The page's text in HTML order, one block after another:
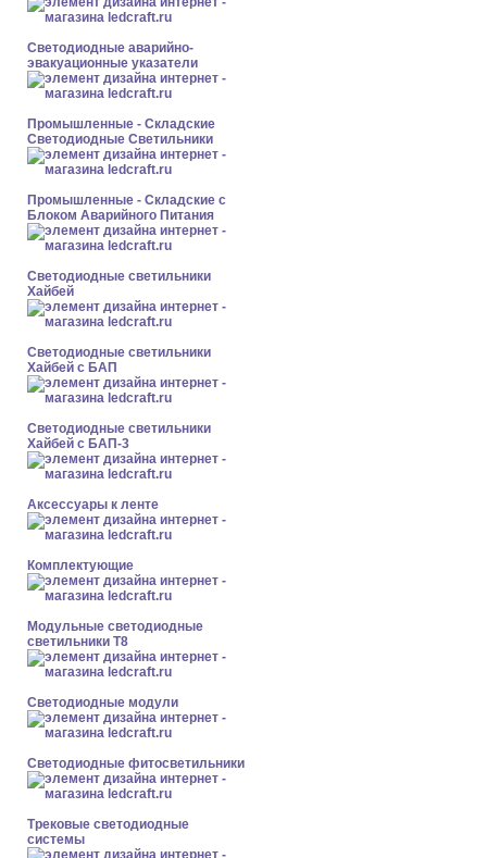
Светодиодные аварийно-
эвакуационные указатели
Промышленные - Складские
Светодиодные Светильники
Промышленные - Складские с
Блоком Аварийного Питания
Светодиодные светильники
Хайбей
Светодиодные светильники
Хайбей с БАП
Светодиодные светильники
Хайбей с БАП-3
Аксессуары к ленте
Комплектующие
Модульные светодиодные
светильники Т8
Светодиодные модули
Светодиодные фитосветильники
Трековые светодиодные
системы